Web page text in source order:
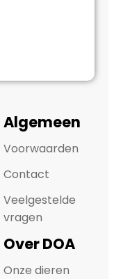
Algemeen
Voorwaarden
Contact
Veelgestelde
vragen
Over DOA
Onze dieren